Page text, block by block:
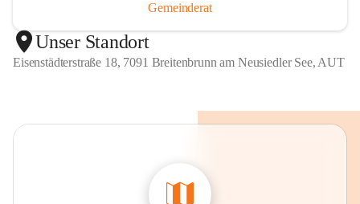
Gemeinderat
Unser Standort
Eisenstädterstraße 18, 7091 Breitenbrunn am Neusiedler See, AUT